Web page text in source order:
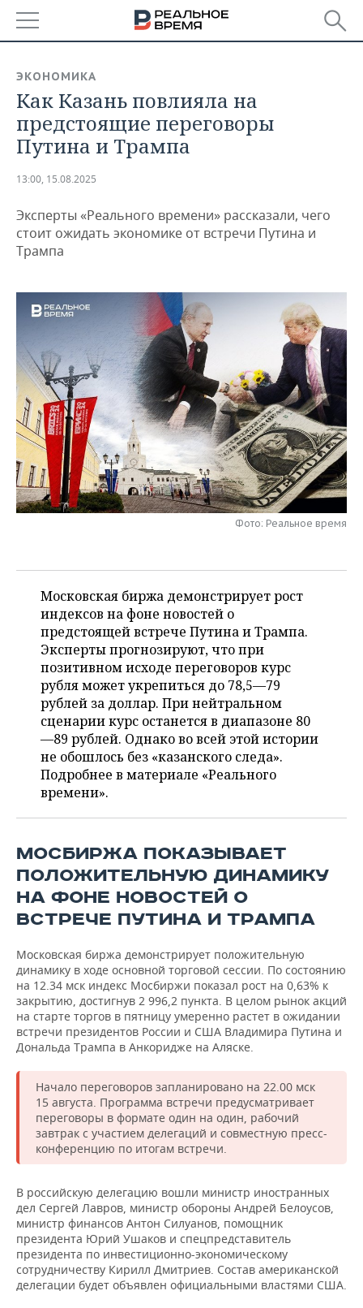
БАШКОРТОСТАН
ТАТАРСТАН
НОВОСТИ
АНАЛИТИКА
ДЕКЛАРАЦИИ О ДОХОДАХ
КОРОЛИ ГОСЗАКАЗА ПФО
КОМУ ПРИНАДЛЕЖАТ
ТОРГОВЫЕ ЦЕНТРЫ
ТАТАРСТАНА
НОВОСТИ ЭКОНОМИКИ
ФИНАНСЫ
БЮДЖЕТ
ИНВЕСТИЦИИ
ПРОМЫШЛЕННОСТЬ
НОВОСТИ
ПРОМЫШЛЕННОСТИ
АГРОПРОМ
МАШИНОСТРОЕНИЕ
НЕФТЕХИМИЯ
НЕФТЬ
ОПК
ЭНЕРГЕТИКА
НЕДВИЖИМОСТЬ
НОВОСТИ АВТО
БИЗНЕС
НОВОСТИ БИЗНЕСА
РОЗНИЧНАЯ ТОРГОВЛЯ
ТРАНСПОРТ
УСЛУГИ
ТЕХНОЛОГИИ
НОВОСТИ ТЕХНОЛОГИЙ
IT
МЕДИА
ТЕЛЕКОММУНИКАЦИИ
МЕРОПРИЯТИЯ
НОВОСТИ МЕРОПРИЯТИЙ
ВЫЕЗДНАЯ РЕДАКЦИЯ
БИЗНЕС-БРАНЧИ
СПОРТ
НОВОСТИ СПОРТА
ФУТБОЛ
ВОЛЕЙБОЛ
КИБЕРСПОРТ
ФИГУРНОЕ КАТАНИЕ
ВОДНЫЕ ВИДЫ СПОРТА
ХОККЕЙ С МЯЧОМ
ОБЩЕСТВО
НОВОСТИ ОБЩЕСТВА
ИСТОРИЯ
КУЛЬТУРА
МЕДИЦИНА
ОБРАЗОВАНИЕ
ПРОИСШЕСТВИЯ
ФОТОГАЛЕРЕЯ
СПИСОК ПЕРСОН
СПИСОК КОМПАНИЙ
ПОЛНАЯ ВЕРСИЯ
ЭКОНОМИКА
Как Казань повлияла на
предстоящие переговоры
Путина и Трампа
13:00, 15.08.2025
Эксперты «Реального времени» рассказали, чего
стоит ожидать экономике от встречи Путина и
Трампа
Фото: Реальное время
Московская биржа демонстрирует рост
индексов на фоне новостей о
предстоящей встрече Путина и Трампа.
Эксперты прогнозируют, что при
позитивном исходе переговоров курс
рубля может укрепиться до 78,5—79
рублей за доллар. При нейтральном
сценарии курс останется в диапазоне 80
—89 рублей. Однако во всей этой истории
не обошлось без «казанского следа».
Подробнее в материале «Реального
времени».
МОСБИРЖА ПОКАЗЫВАЕТ
ПОЛОЖИТЕЛЬНУЮ ДИНАМИКУ
НА ФОНЕ НОВОСТЕЙ О
ВСТРЕЧЕ ПУТИНА И ТРАМПА
Московская биржа демонстрирует положительную
динамику в ходе основной торговой сессии. По состоянию
на 12.34 мск индекс Мосбиржи показал рост на 0,63% к
закрытию, достигнув 2 996,2 пункта. В целом рынок акций
на старте торгов в пятницу умеренно растет в ожидании
встречи президентов России и США Владимира Путина и
Дональда Трампа в Анкоридже на Аляске.
Начало переговоров запланировано на 22.00 мск
15 августа. Программа встречи предусматривает
переговоры в формате один на один, рабочий
завтрак с участием делегаций и совместную пресс-
конференцию по итогам встречи.
В российскую делегацию вошли министр иностранных
дел Сергей Лавров, министр обороны Андрей Белоусов,
министр финансов Антон Силуанов, помощник
президента Юрий Ушаков и спецпредставитель
президента по инвестиционно-экономическому
сотрудничеству Кирилл Дмитриев. Состав американской
делегации будет объявлен официальными властями США.